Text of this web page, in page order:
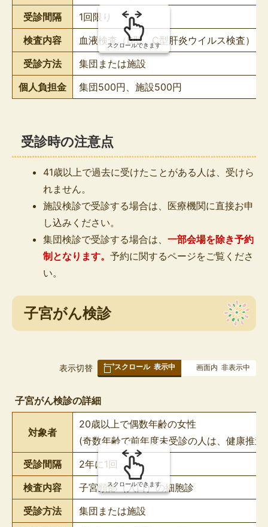
受診間隔
1回限り
検査内容
血液検査（B型、C型肝炎ウイルス検査）
受診方法
集団または施設
個人負担金
集団500円、施設500円
スクロールできます
受診時の注意点
41歳以上で過去に受けたことがある人は、受けら
れません。
施設検診で受診する場合は、医療機関に直接お申
し込みください。
集団検診で受診する場合は、一部会場を除き予約
制となります。予約に関するページをご覧くださ
い。
子宮がん検診
表
み
の
表示切替 スクロール 表示中 画面内 非表示中
子宮がん検診の詳細
対象者
20歳以上で偶数年齢の女性
(奇数年齢で前年度未受診の人は、健康推
受診間隔
2年に1回
検査内容
子宮頸部（入口）の細胞診
受診方法
集団または施設
スクロールできます